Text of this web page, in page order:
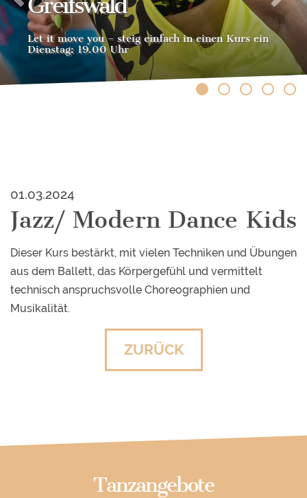
Let it move you – steig einfach in einen Kurs ein
Dienstag: 19.00 Uhr
01.03.2024
Jazz/ Modern Dance Kids
Dieser Kurs bestärkt, mit vielen Techniken und Übungen
aus dem Ballett, das Körpergefühl und vermittelt
technisch anspruchsvolle Choreographien und
Musikalität.
ZURÜCK
Tanzangebote